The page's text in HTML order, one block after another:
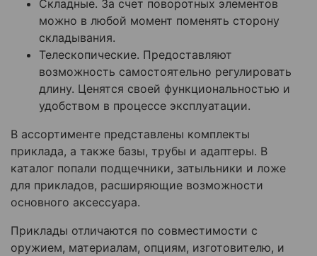
Складные. За счет поворотных элементов
можно в любой момент поменять сторону
складывания.
Телескопические. Предоставляют
возможность самостоятельно регулировать
длину. Ценятся своей функциональностью и
удобством в процессе эксплуатации.
В ассортименте представлены комплекты
приклада, а также базы, трубы и адаптеры. В
каталог попали подщечники, затыльники и ложе
для прикладов, расширяющие возможности
основного аксессуара.
Приклады отличаются по совместимости с
оружием, материалам, опциям, изготовителю, и